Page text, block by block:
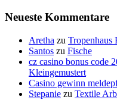
Neueste Kommentare
Aretha zu Tropenhaus
Santos zu Fische
cz casino bonus code
Kleingemustert
Casino gewinn
Stepanie zu Textile